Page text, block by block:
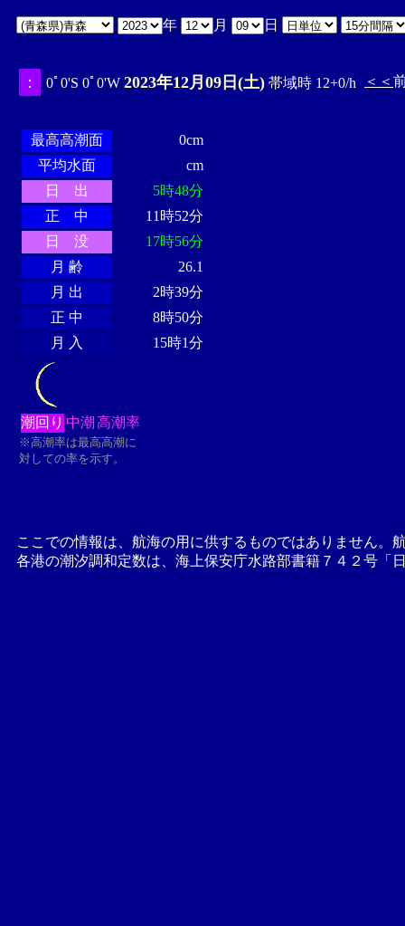
年 月 日
： 0ﾟ0'S 0ﾟ0'W 2023年12月09日(土) 帯域時 12+0/h ＜＜
最高高潮面
0cm
平均水面
cm
日 出
5時48分
正 中
11時52分
日 没
17時56分
月 齢
26.1
月 出
2時39分
正 中
8時50分
月 入
15時1分
潮回り 中潮 高潮率
※高潮率は最高高潮に
対しての率を示す。
ここでの情報は、航海の用に供するものではありません。
各港の潮汐調和定数は、海上保安庁水路部書籍７４２号「